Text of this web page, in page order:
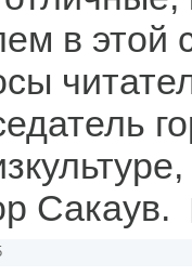
в
Сакаув.